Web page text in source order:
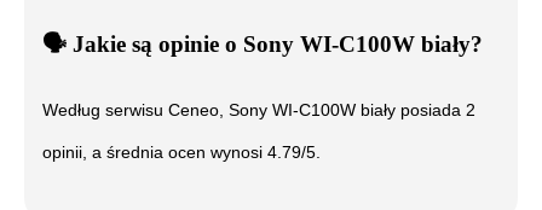
🗣️ ️ Jakie są opinie o Sony WI-C100W biały?
Według serwisu Ceneo, Sony WI-C100W biały posiada 2
opinii, a średnia ocen wynosi 4.79/5.